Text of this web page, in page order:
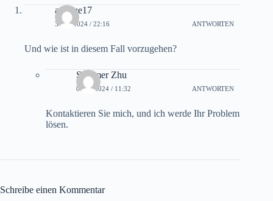
avenue17
30/08/2024 / 22:16 ANTWORTEN
Und wie ist in diesem Fall vorzugehen?
Sommer Zhu
06/09/2024 / 11:32 ANTWORTEN
Kontaktieren Sie mich, und ich werde Ihr Problem
lösen.
Schreibe einen Kommentar